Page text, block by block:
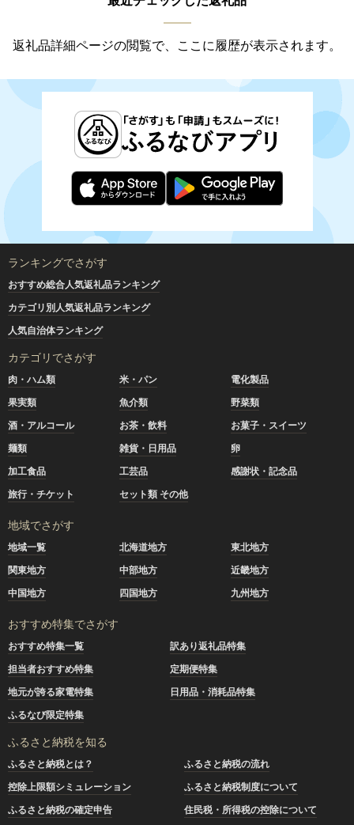
返礼品詳細ページの閲覧で、ここに履歴が表示されます。
ランキングでさがす
おすすめ総合人気返礼品ランキング
カテゴリ別人気返礼品ランキング
人気自治体ランキング
カテゴリでさがす
肉・ハム類 米・パン
電化製品
果実類
魚介類
野菜類
酒・アルコール
お茶・飲料
お菓子・スイーツ
麺類
雑貨・日用品
卵
加工食品
工芸品
感謝状・記念品
旅行・チケット
セット類 その他
地域でさがす
地域一覧 北海道地方
東北地方
関東地方
中部地方
近畿地方
中国地方
四国地方 九州地方
おすすめ特集でさがす
おすすめ特集一覧
訳あり返礼品特集
担当者おすすめ特集
定期便特集
地元が誇る家電特集
日用品・消耗品特集
ふるなび限定特集
ふるさと納税を知る
ふるさと納税とは？
ふるさと納税の流れ
控除上限額シミュレーション
ふるさと納税制度について
ふるさと納税の確定申告
住民税・所得税の控除について